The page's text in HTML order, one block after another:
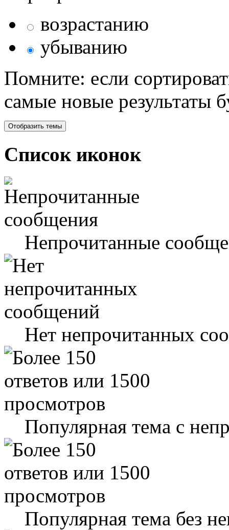
возрастанию
убыванию
Помните: если
самые новые результаты
Список иконок
Непрочитанные
Нет непрочитанных
Популярная тема с
Популярная тема без